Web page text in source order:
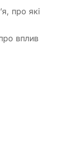
про які
вплив